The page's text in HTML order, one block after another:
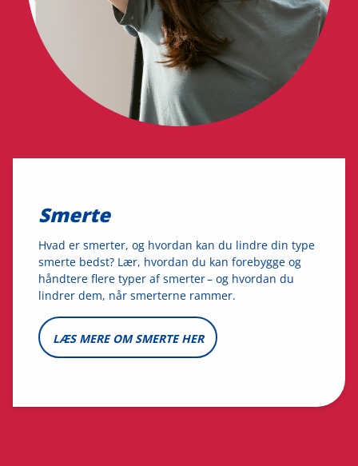
Smerte
Hvad er smerter, og hvordan kan du lindre din type
smerte bedst? Lær, hvordan du kan forebygge og
håndtere flere typer af smerter – og hvordan du
lindrer dem, når smerterne rammer.
LÆS MERE OM SMERTE HER